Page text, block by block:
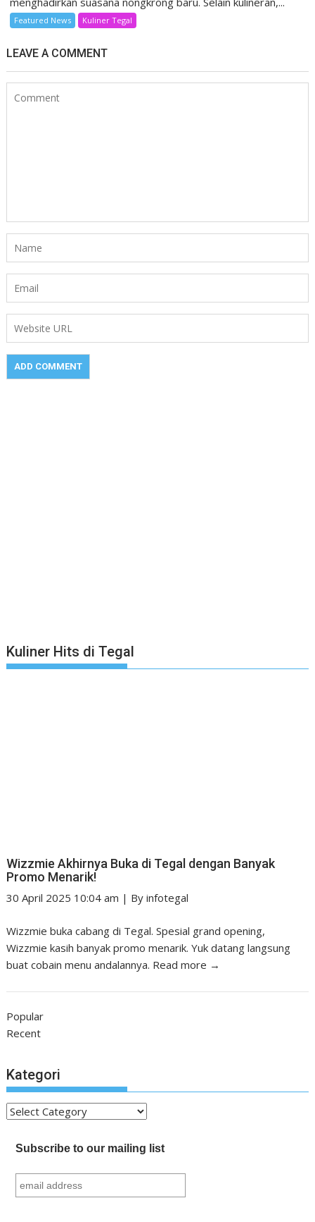
Featured News Kuliner Tegal
LEAVE A COMMENT
Kuliner Hits di Tegal
Wizzmie Akhirnya Buka di Tegal dengan Banyak
Promo Menarik!
30 April 2025 10:04 am | Byinfotegal
Wizzmie buka cabang di Tegal. Spesial grand opening,
Wizzmie kasih banyak promo menarik. Yuk datang langsung
buat cobain menu andalannya. Read more →
Popular
Recent
Kategori
Kategori
Subscribe to our mailing list